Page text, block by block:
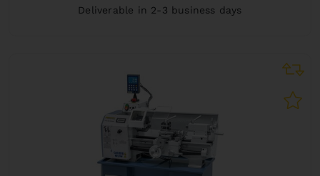
Deliverable in 2-3 business days